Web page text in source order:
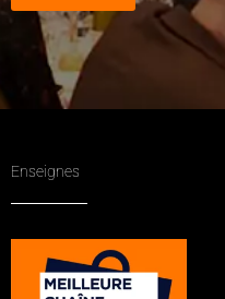
Enseignes